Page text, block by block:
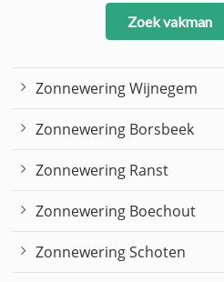
Zoek vakman
Zonnewering Wijnegem
Zonnewering Borsbeek
Zonnewering Ranst
Zonnewering Boechout
Zonnewering Schoten